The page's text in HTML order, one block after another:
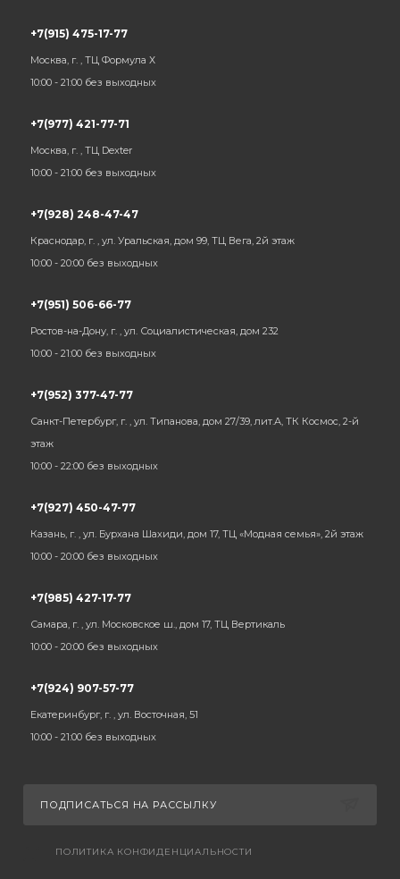
+7(915) 475-17-77
Москва, г. , ТЦ Формула Х
10:00 - 21:00 без выходных
+7(977) 421-77-71
Москва, г. , ТЦ Dexter
10:00 - 21:00 без выходных
+7(928) 248-47-47
Краснодар, г. , ул. Уральская, дом 99, ТЦ Вега, 2й этаж
10:00 - 20:00 без выходных
+7(951) 506-66-77
Ростов-на-Дону, г. , ул. Социалистическая, дом 232
10:00 - 21:00 без выходных
+7(952) 377-47-77
Санкт-Петербург, г. , ул. Типанова, дом 27/39, лит.А, ТК Космос, 2-й
этаж
10:00 - 22:00 без выходных
+7(927) 450-47-77
Казань, г. , ул. Бурхана Шахиди, дом 17, ТЦ «Модная семья», 2й этаж
10:00 - 20:00 без выходных
+7(985) 427-17-77
Самара, г. , ул. Московское ш., дом 17, ТЦ Вертикаль
10:00 - 20:00 без выходных
+7(924) 907-57-77
Екатеринбург, г. , ул. Восточная, 51
10:00 - 21:00 без выходных
ПОДПИСАТЬСЯ НА РАССЫЛКУ
ПОЛИТИКА КОНФИДЕНЦИАЛЬНОСТИ